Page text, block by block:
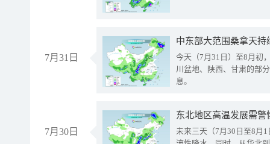
7月31日
中东部大范围桑拿天
今天（7月31日）至8月初
川盆地、陕西、甘肃的部
息。
7月30日
东北地区高温发展需
未来三天（7月30日至8月